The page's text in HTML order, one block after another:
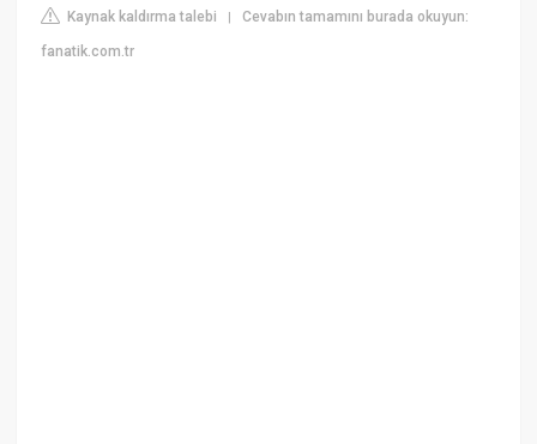
Kaynak kaldırma talebi |Cevabın tamamını burada okuyun:
fanatik.com.tr